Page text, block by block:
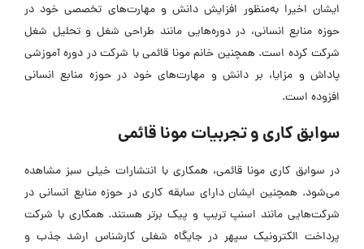
ایشان اخیرا به‌منظور افزایش دانش و مهارت‌های تخصصی خود در
حوزه منابع انسانی، در دوره‌هایی مانند طراحی شغل و تحلیل شغل
شرکت کرده است. همچنین خانم مونا قائمی با شرکت در دوره آموزشی
پاداش و مزایا، بر دانش و مهارت‌های خود در حوزه منابع انسانی
افزوده است.
سوابق کاری و تجربیات مونا قائمی
در سوابق کاری مونا قائمی، همکاری با انتشارات خیلی سبز مشاهده
می‌شود. همچنین ایشان دارای سابقه کاری در حوزه منابع انسانی در
شرکت‌هایی مانند اسنپ تریپ و پیک برتر هستند. همکاری با شرکت
پرداخت الکترونیک سپهر در جایگاه شغلی کارشناس ارشد جذب و